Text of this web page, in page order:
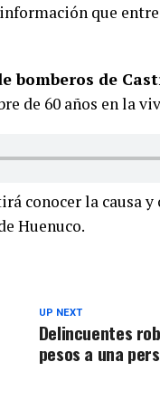
que
bomberos de
de 60 años en la
conocer la causa
Huenuco.
UP NEXT
Delincuentes
pesos a una